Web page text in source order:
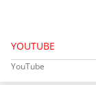
YOUTUBE
YouTube